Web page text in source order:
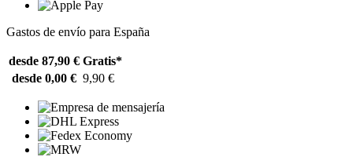
Gastos de envío para España
desde 87,90 € Gratis*
desde 0,00 € 9,90 €